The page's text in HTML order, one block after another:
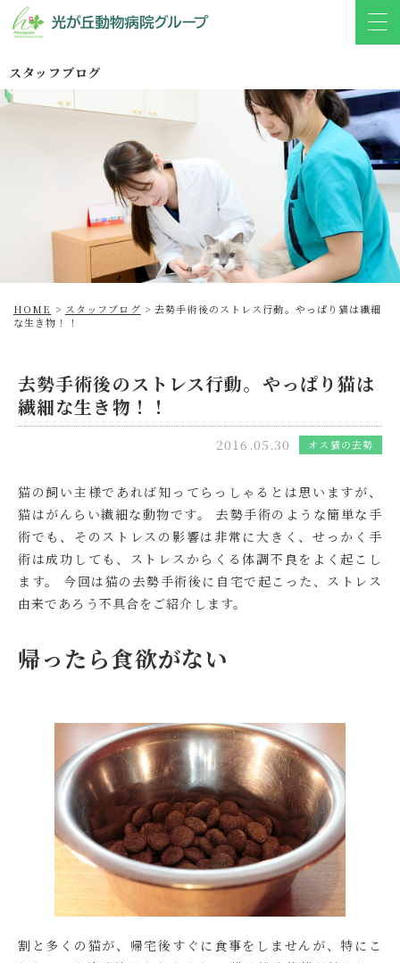
スタッフブログ
HOME > スタッフブログ >去勢手術後のストレス行動。やっぱり猫は繊細
な生き物！！
去勢手術後のストレス行動。やっぱり猫は
繊細な生き物！！
2016.05.30 オス猫の去勢
猫の飼い主様であれば知ってらっしゃるとは思いますが、
猫はがんらい繊細な動物です。 去勢手術のような簡単な手
術でも、そのストレスの影響は非常に大きく、せっかく手
術は成功しても、ストレスからくる体調不良をよく起こし
ます。 今回は猫の去勢手術後に自宅で起こった、ストレス
由来であろう不具合をご紹介します。
帰ったら食欲がない
割と多くの猫が、帰宅後すぐに食事をしませんが、特にこ